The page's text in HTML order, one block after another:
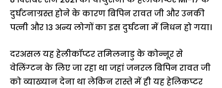
दुर्घटनाग्रस्त होने के कारण बिपिन रावत जी और उनकी
पत्नी और 13 अन्य लोगों का इस दुर्घटना में निधन हो गया।
दरअसल यह हेलीकॉप्टर तमिलनाडु के कोन्नूर से
वेलिंग्टन के लिए जा रहा था जहां जनरल बिपिन रावत जी
को व्याख्यान देना था लेकिन रास्ते में ही यह हेलिकप्टर